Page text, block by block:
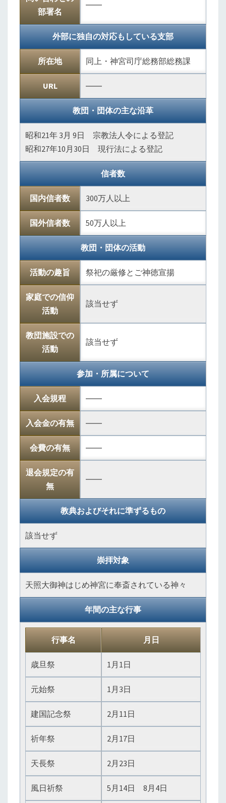
部署名
――
外部に独自の対応もしている支部
所在地 同上・神宮司庁総務部総務課
URL ――
教団・団体の主な沿革
昭和21年 3月 9日 宗教法人令による登記
昭和27年10月30日 現行法による登記
信者数
国内信者数 300万人以上
国外信者数 50万人以上
教団・団体の活動
活動の趣旨 祭祀の厳修とご神徳宣揚
家庭での信仰
活動
該当せず
教団施設での
活動
該当せず
参加・所属について
入会規程 ――
入会金の有無 ――
会費の有無 ――
退会規定の有
無
――
教典およびそれに準ずるもの
該当せず
崇拝対象
天照大御神はじめ神宮に奉斎されている神々
年間の主な行事
行事名 月日
歳旦祭 1月1日
元始祭 1月3日
建国記念祭 2月11日
祈年祭 2月17日
天長祭 2月23日
風日祈祭 5月14日 8月4日